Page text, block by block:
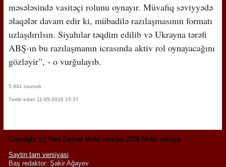
məsələsində vasitəçi rolunu oynayır. Müvafiq səviyyədə
əlaqələr davam edir ki, mübadilə razılaşmasının formatı
uzlaşdırılsın. Siyahılar təqdim edilib və Ukrayna tərəfi
ABŞ-ın bu razılaşmanın icrasında aktiv rol oynayacağını
gözləyir”, - o vurğulayıb.
5,941 oxunub
Tərtib edən 11-05-2026 15:37
Copyright (c) Yeni Zaman Mobil versiya 2024 Mobil versiya
Saytin tam versiyasi
Baş redaktor: Şakir Ağayev